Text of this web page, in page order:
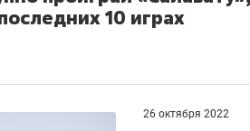
10 играх
26 октября 2022